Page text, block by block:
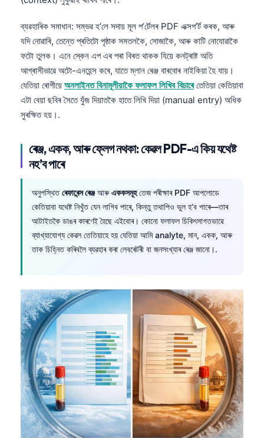
ব্যৱহাৰিক সমাধান: সম্ভৱ হ’লে সদায় মূল প’ৰ্টেলৰ PDF এক্সপ’ৰ্ট কৰক, আৰু
যদি নোৱাৰি, তেন্তে প্ৰতিটো পৃষ্ঠাক সমতলকৈ, সোজাকৈ, আৰু কাটি নোযোৱাকৈ
ফটো তুলক। এনে স্কেন এপ এৰ পৰা বিৰত থাকক যিয়ে কনট্ৰাষ্ট অতি
আগ্ৰাসীভাৱে অটো-এনহেন্স কৰে, যাতে ম্লান ৰেঞ্জ বাৰবোৰ নাইকিয়া হৈ যায়।
যেতিয়া ৰোগীয়ে অনলাইনত বিনামূলীয়াকৈ ফলাফল লিখিব বিচাৰেতেতিয়া কেতিয়াবা
এটা বেয়া ছবিৰ সৈতে যুঁজ দিয়াতকৈ হাতে লিখি দিয়া (manual entry) অধিক
সুৰক্ষিত হয়।.
ৰেঞ্জ, একক, আৰু ফ্লেগ নথকা: কেৱল PDF-এ কিয় যথেষ্ট
নহ’ব পাৰে
অনুপস্থিতৰেফাৰেন্স ৰেঞ্জআৰুএককসমূহতেজ পৰীক্ষাৰ PDF আপলোডে
কেতিয়াবা যথেষ্ট নিখুঁত যেন লাগিব পাৰে, কিন্তু তথাপিও ভুল হ’ব পাৰে—তাৰ
আটাইতকৈ ডাঙৰ কাৰণেই হৈছে এইবোৰ। কোনো ফলাফল চিকিৎসাগতভাৱে
ব্যাখ্যাযোগ্য কেৱল তেতিয়াহে হয় যেতিয়া আমি analyte, মান, একক, আৰু
তাক চিহ্নিত কৰিবলৈ ব্যৱহাৰ কৰা লেবৰেটৰী বা জনসংখ্যাৰ ৰেঞ্জ জানো।.